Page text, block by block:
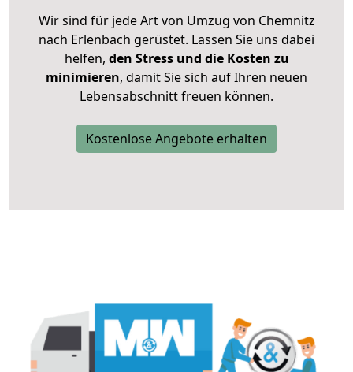
Wir sind für jede Art von Umzug von Chemnitz
nach Erlenbach gerüstet. Lassen Sie uns dabei
helfen, den Stress und die Kosten zu
minimieren, damit Sie sich auf Ihren neuen
Lebensabschnitt freuen können.
Kostenlose Angebote erhalten